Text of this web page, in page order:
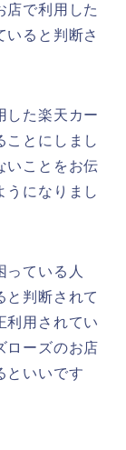
店で利用した
いると判断さ
した楽天カー
ことにしまし
いことをお伝
うになりまし
っている人
と判断されて
利用されてい
ローズのお店
といいです